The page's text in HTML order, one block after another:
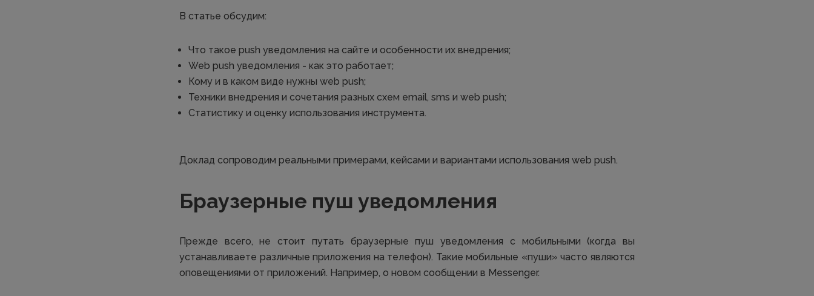
В статье обсудим:
Что такое push уведомления на сайте и особенности их внедрения;
Web push уведомления - как это работает;
Кому и в каком виде нужны web push;
Техники внедрения и сочетания разных схем email, sms и web push;
Статистику и оценку использования инструмента.
Доклад сопроводим реальными примерами, кейсами и вариантами использования web push.
Браузерные пуш уведомления
Прежде всего, не стоит путать браузерные пуш уведомления с мобильными (когда вы
устанавливаете различные приложения на телефон). Такие мобильные «пуши» часто являются
оповещениями от приложений. Например, о новом сообщении в Messenger.